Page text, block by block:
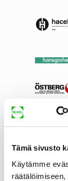
Tämä sivusto
Käytämme